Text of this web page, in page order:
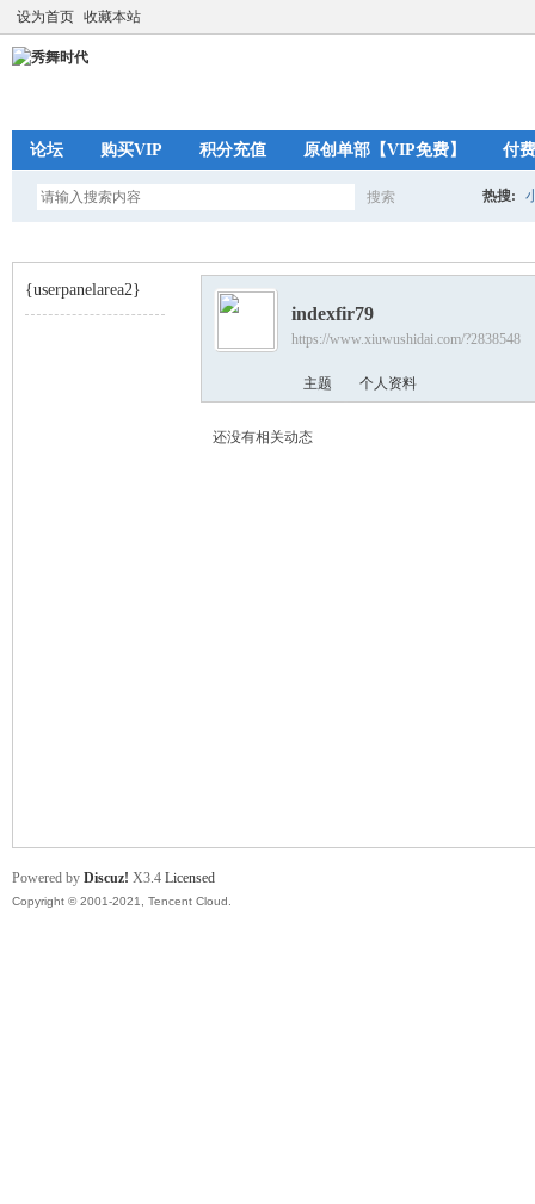
设为首页 收藏本站
论坛 购买VIP 积分充值 原创单部【VIP免费】 付
搜索
索
热搜:
{userpanelarea2}
indexfir79
https://www.xiuwushidai.com/?2838548
主题 个人资料
还没有相关动态
Powered by Discuz! X3.4 Licensed
Copyright © 2001-2021, Tencent Cloud.